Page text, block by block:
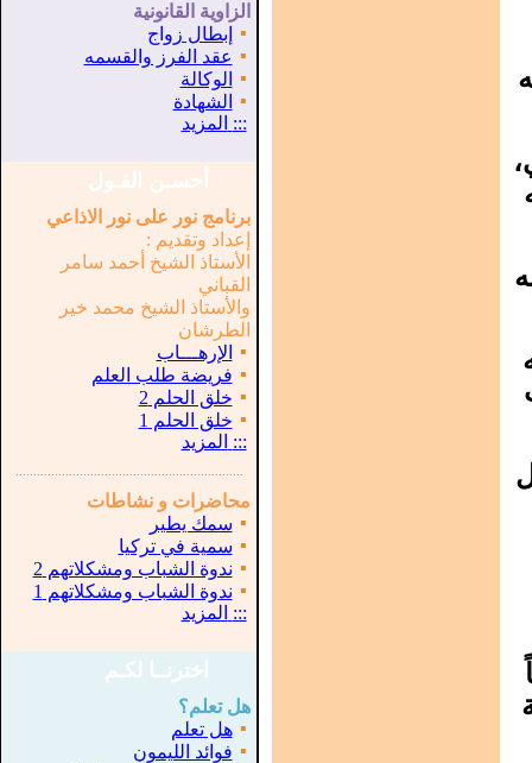
الزاوية القانونية
▪
إبطال زواج
▪ عقد الفرز والقسمه
▪
الوكالة
▪
الشهادة
::: المزيد
أحسـن القـول
برنامج نور على نور الاذاعي
إعداد وتقديم :
الأستاذ الشيخ أحمد سامر
القباني
والأستاذ الشيخ محمد خير
الطرشان
▪
الإرهـــاب
▪ فريضة طلب العلم
▪ خلق الحلم 2
▪ خلق الحلم 1
::: المزيد
محاضرات و نشاطات
▪ سمك يطير
▪ سمية في تركيا
▪ ندوة الشباب ومشكلاتهم 2
▪ ندوة الشباب ومشكلاتهم 1
::: المزيد
اخترنــا لكـم
هل تعلم؟
▪ هل تعلم
▪ فوائد الليمون